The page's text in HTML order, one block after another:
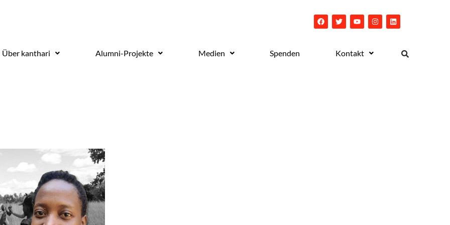
Über kanthari Alumni-Projekte Medien Spenden Kontakt